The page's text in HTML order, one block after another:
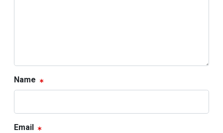
Name
Email